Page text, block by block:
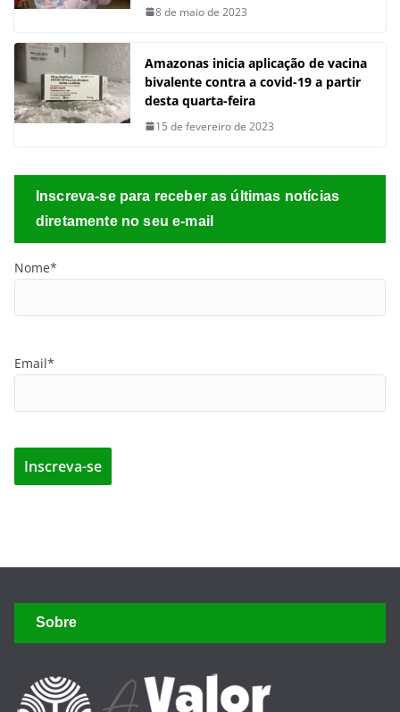
8 de maio de 2023
Amazonas inicia aplicação de vacina
bivalente contra a covid-19 a partir
desta quarta-feira
15 de fevereiro de 2023
Inscreva-se para receber as últimas notícias
diretamente no seu e-mail
Nome*
Email*
Sobre